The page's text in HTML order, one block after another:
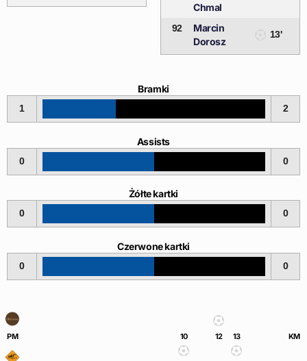
Chmal
92
Marcin
Dorosz
13'
Bramki
1 2
Assists
0 0
Żółte kartki
0 0
Czerwone kartki
0 0
PM 10 12 13 KM